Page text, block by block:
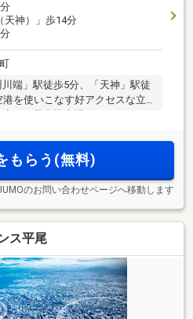
天神）」歩14分
川端」駅徒歩5分、「天神」駅徒
を使いこなす好アクセスな立
もらう(無料)
のお問い合わせページへ移動します
ス平尾